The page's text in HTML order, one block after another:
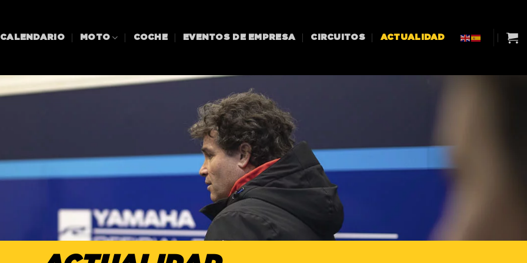
CALENDARIO MOTO COCHE EVENTOS DE EMPRESA CIRCUITOS ACTUALIDAD